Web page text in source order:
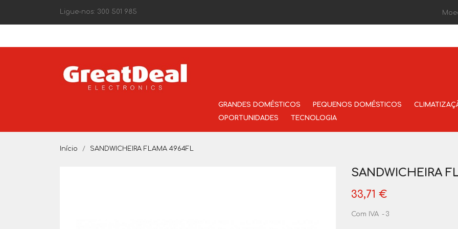
Ligue-nos: 300 501 985
GRANDES DOMÉSTICOS PEQUENOS DOMÉSTICOS
OPORTUNIDADES
TECNOLOGIA
Início SANDWICHEIRA FLAMA 4964FL
SANDWICHEIRA
33,71 €
Com IVA 3